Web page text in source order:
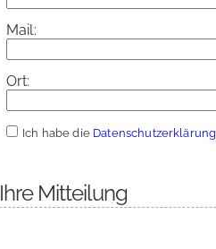
Mail:
Ort:
Ich habe die Datenschutzerklärung
Ihre Mitteilung